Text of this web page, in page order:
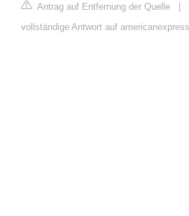
Antrag auf Entfernung der Quelle |
vollständige Antwort auf